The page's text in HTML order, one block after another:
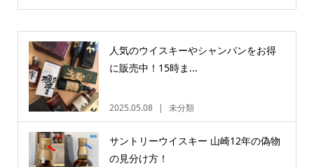
人気のウイスキーやシャンパンをお得
に販売中！15時ま...
2025.05.08 未分類
サントリーウイスキー 山崎12年の偽物
の見分け方！